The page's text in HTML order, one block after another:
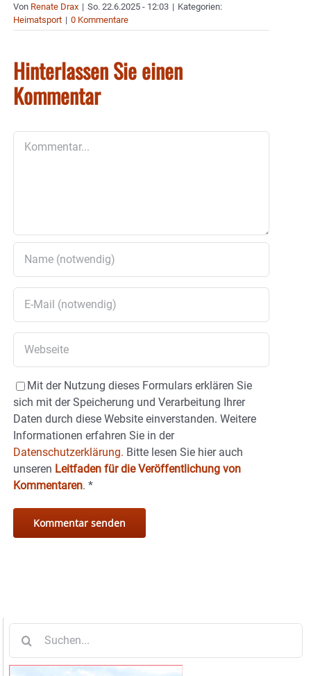
Von Renate Drax | So. 22.6.2025 - 12:03 | Kategorien:
Heimatsport | 0 Kommentare
Hinterlassen Sie einen
Kommentar
Mit der Nutzung dieses Formulars erklären Sie
sich mit der Speicherung und Verarbeitung Ihrer
Daten durch diese Website einverstanden. Weitere
Informationen erfahren Sie in der
Datenschutzerklärung. Bitte lesen Sie hier auch
unseren Leitfaden für die Veröffentlichung von
Kommentaren. *
nach: